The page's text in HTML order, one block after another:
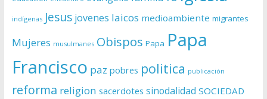
indígenas Jesus jovenes laicos medioambiente migrantes
Mujeres musulmanes Obispos Papa Papa
Francisco paz pobres politica publicación
reforma religion sacerdotes sinodalidad SOCIEDAD